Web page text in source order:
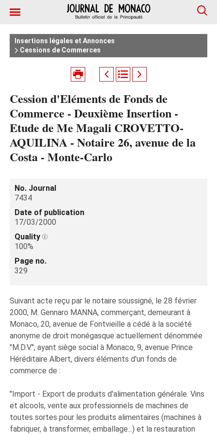
Insertions légales et Annonces
Cessions de Commerces
Cession d'Eléments de Fonds de
Commerce - Deuxième Insertion -
Etude de Me Magali CROVETTO-
AQUILINA - Notaire 26, avenue de la
Costa - Monte-Carlo
No. Journal
7434
Date of publication
17/03/2000
Quality
100%
Page no.
329
Suivant acte reçu par le notaire soussigné, le 28 février
2000, M. Gennaro MANNA, commerçant, demeurant à
Monaco, 20, avenue de Fontvieille a cédé à la société
anonyme de droit monégasque actuellement dénommée
"M.D.V.", ayant siège social à Monaco, 9, avenue Prince
Héréditaire Albert, divers éléments d'un fonds de
commerce de :
"Import - Export de produits d'alimentation générale. Vins
et alcools, vente aux professionnels de machines de
toutes sortes pour les produits alimentaires (machines à
fabriquer, à transformer, emballage...) et la restauration